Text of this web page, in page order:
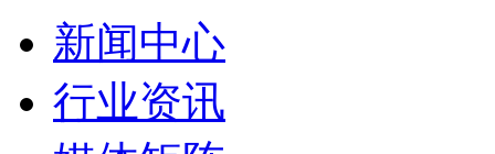
新闻中心
行业资讯